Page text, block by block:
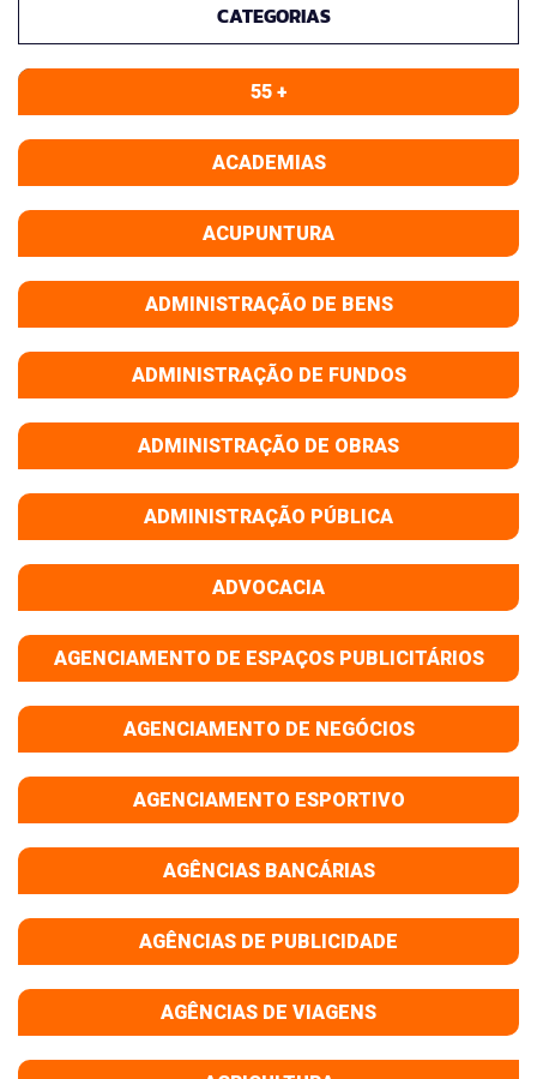
CATEGORIAS
55 +
ACADEMIAS
ACUPUNTURA
ADMINISTRAÇÃO DE BENS
ADMINISTRAÇÃO DE FUNDOS
ADMINISTRAÇÃO DE OBRAS
ADMINISTRAÇÃO PÚBLICA
ADVOCACIA
AGENCIAMENTO DE ESPAÇOS PUBLICITÁRIOS
AGENCIAMENTO DE NEGÓCIOS
AGENCIAMENTO ESPORTIVO
AGÊNCIAS BANCÁRIAS
AGÊNCIAS DE PUBLICIDADE
AGÊNCIAS DE VIAGENS